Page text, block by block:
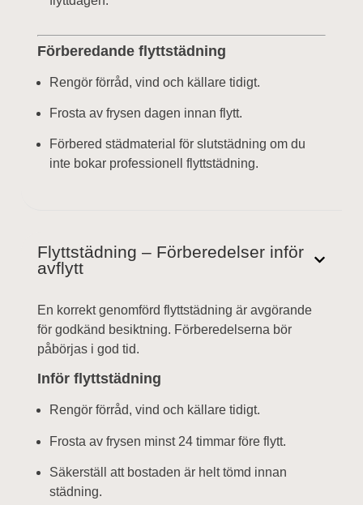
Förberedande flyttstädning
Rengör förråd, vind och källare tidigt.
Frosta av frysen dagen innan flytt.
Förbered städmaterial för slutstädning om du
inte bokar professionell flyttstädning.
Flyttstädning – Förberedelser inför
avflytt
En korrekt genomförd flyttstädning är avgörande
för godkänd besiktning. Förberedelserna bör
påbörjas i god tid.
Inför flyttstädning
Rengör förråd, vind och källare tidigt.
Frosta av frysen minst 24 timmar före flytt.
Säkerställ att bostaden är helt tömd innan
städning.